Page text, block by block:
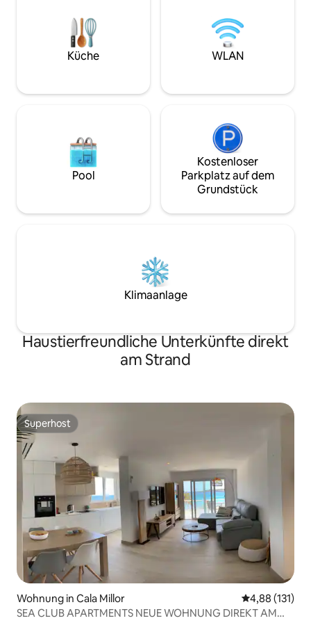
Wechsel von Handtüchern und
Bettwäsche während des Aufenthalts
regelmäßig. Sie haben einen
kostenlosen, gut ausgestatteten Platz
Küche WLAN
Pool
Kostenloser
Parkplatz auf dem
Grundstück
Klimaanlage
Haustierfreundliche Unterkünfte direkt
am Strand
Superhost
Superhost
Wohnung in Cala Millor
4,88 (131)
SEA CLUB APARTMENTS NEUE WOHNUNG DIREKT AM